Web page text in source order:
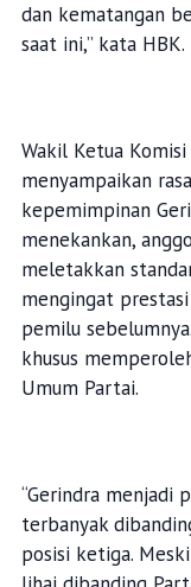
dan kematangan
saat ini,” kata HBK.
Wakil Ketua
menyampaikan
kepemimpinan
menekankan,
meletakkan
mengingat
pemilu
khusus
Umum Partai.
“Gerindra menjadi
terbanyak
posisi ketiga.